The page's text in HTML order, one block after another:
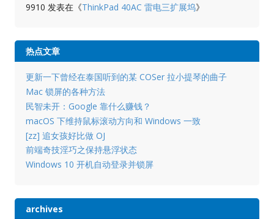
9910 发表在《ThinkPad 40AC 雷电三扩展坞》
热点文章
更新一下曾经在泰国听到的某 COSer 拉小提琴的曲子
Mac 锁屏的各种方法
民智未开：Google 靠什么赚钱？
macOS 下维持鼠标滚动方向和 Windows 一致
[zz] 追女孩好比做 OJ
前端奇技淫巧之保持悬浮状态
Windows 10 开机自动登录并锁屏
archives